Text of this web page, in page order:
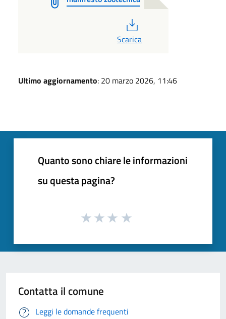
Scarica
Ultimo aggiornamento: 20 marzo 2026, 11:46
Quanto sono chiare le informazioni
su questa pagina?
Contatta il comune
Leggi le domande frequenti